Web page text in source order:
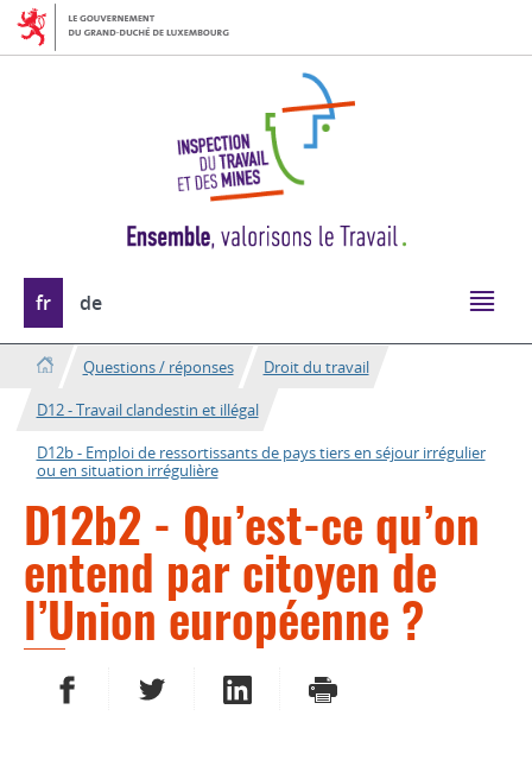
Aller
Aller
au
Changer
de
langue
fr de
Questions / réponses
Droit du travail
D12 - Travail clandestin et illégal
D12b - Emploi de ressortissants de pays tiers en séjour irrégulier
ou en situation irrégulière
D12b2 - Qu’est-ce qu’on
entend par citoyen de
l’Union européenne ?
PARTAGER SUR FACEBOOK
PARTAGER SUR TWITTER
PARTAGER SUR LINKEDIN
IMPRIMER